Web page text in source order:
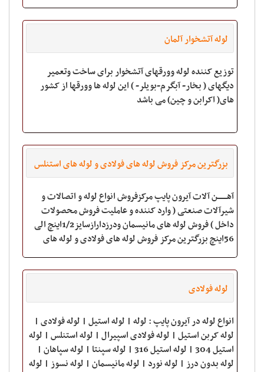
لوله آتشخوار آلمان
توزیع کننده لوله وورقهای آتشخوار برای ساخت وتعمیر
دیگهای ( بخار- آبگرم-بویلر- ) این لوله ها وورقها از کشور
های( اکرابن و چین) می باشد
بزرگترین مرکز فروش لوله های فولادی و لوله های استنلس
آهــــــــن آلات آیرون پایپ مرکزفروش انواع لوله و اتصالات و
شیرآلات صنعتی ( وارد کننده و عاملیت فروش محصولات
داخل ) فروش لوله های مانیسمان ودرزدارازسایز1/2اینچ الی
56اینچ بزرگترین مرکز فروش لوله های فولادی و لوله های
لوله فولادی
انواع لوله در آیرون پایپ : لوله | لوله استیل | لوله فولادی |
لوله کربن استیل | لوله فولادی اسپیرال | لوله استنلس | لوله
استیل 304 | لوله استیل 316 | لوله سپنتا | لوله سپاهان |
لوله بدون درز | لوله نورد | لوله مانیسمان | لوله نسوز | لوله